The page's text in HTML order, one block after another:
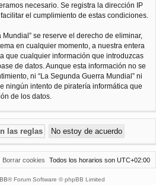
necesario. Se registra la dirección IP
el cumplimiento de estas condiciones.
se reserve el derecho de eliminar,
en cualquier momento, a nuestra entera
que cualquier información que introduzcas
de datos. Aunque esta información no se
ni “La Segunda Guerra Mundial” ni
ningún intento de piratería informática que
de los datos.
Todos los horarios son UTC+02:00
Borrar cookies
® Forum Software © phpBB Limited